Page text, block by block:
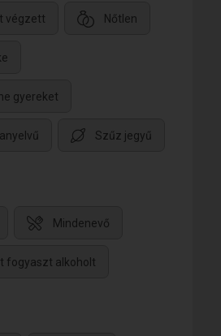
végzett Nőtlen
gyereket
Szűz jegyű
Mindenevő
fogyaszt alkoholt